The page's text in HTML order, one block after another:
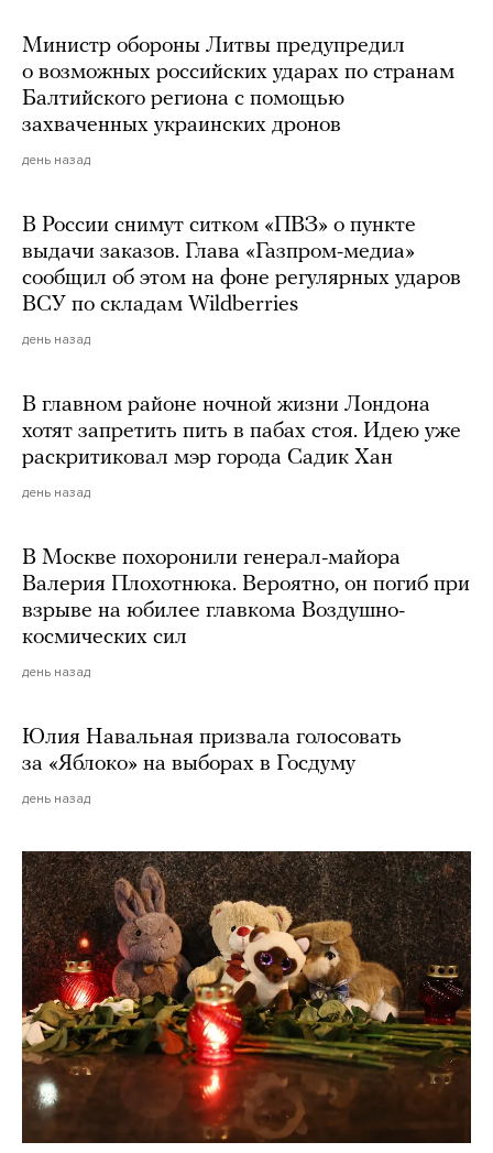
Министр обороны Литвы предупредил
о возможных российских ударах по странам
Балтийского региона с помощью
захваченных украинских дронов
день назад
В России снимут ситком «ПВЗ» о пункте
выдачи заказов. Глава «Газпром-медиа»
сообщил об этом на фоне регулярных ударов
ВСУ по складам Wildberries
день назад
В главном районе ночной жизни Лондона
хотят запретить пить в пабах стоя. Идею уже
раскритиковал мэр города Садик Хан
день назад
В Москве похоронили генерал-майора
Валерия Плохотнюка. Вероятно, он погиб при
взрыве на юбилее главкома Воздушно-
космических сил
день назад
Юлия Навальная призвала голосовать
за «Яблоко» на выборах в Госдуму
день назад